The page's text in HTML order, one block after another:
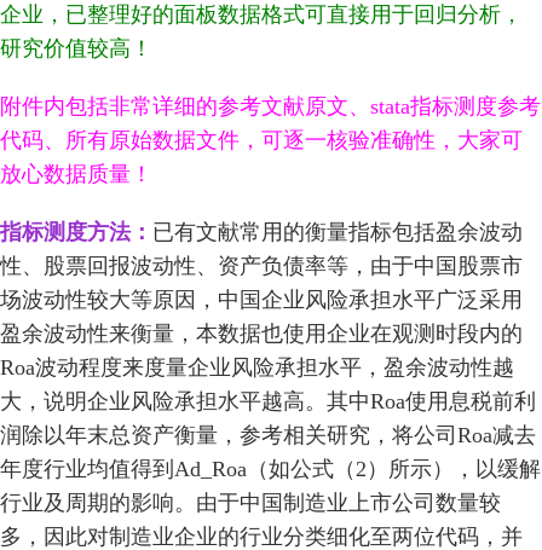
企业，已整理好的面板数据格式可直接用于回归分析，
研究价值较高！
附件内包括非常详细的参考文献原文、stata指标测度参考
代码、所有原始数据文件，可逐一核验准确性，大家可
放心数据质量！
指标测度方法： 已有文献常用的衡量指标包括盈余波动
性、股票回报波动性、资产负债率等，由于中国股票市
场波动性较大等原因，中国企业风险承担水平广泛采用
盈余波动性来衡量，本数据也使用企业在观测时段内的
Roa波动程度来度量企业风险承担水平，盈余波动性越
大，说明企业风险承担水平越高。其中Roa使用息税前利
润除以年末总资产衡量，参考相关研究，将公司Roa减去
年度行业均值得到Ad_Roa（如公式（2）所示），以缓解
行业及周期的影响。由于中国制造业上市公司数量较
多，因此对制造业企业的行业分类细化至两位代码，并